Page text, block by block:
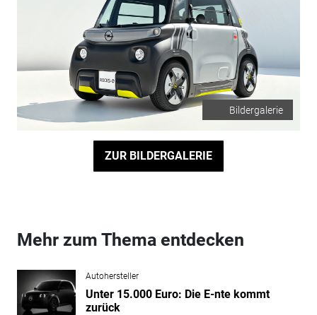
Bildergalerie
ZUR BILDERGALERIE
Mehr zum Thema entdecken
Autohersteller
Unter 15.000 Euro: Die E-nte kommt
zurück